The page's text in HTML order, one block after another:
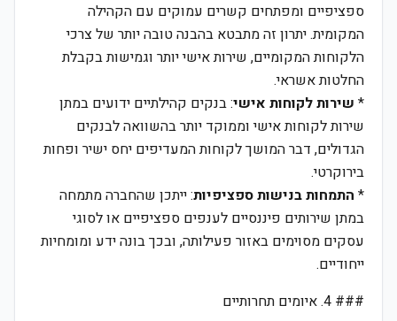
ספציפיים ומפתחים קשרים עמוקים עם הקהילה
המקומית. יתרון זה מתבטא בהבנה טובה יותר של צרכי
הלקוחות המקומיים, שירות אישי יותר וגמישות בקבלת
החלטות אשראי.
* שירות לקוחות אישי: בנקים קהילתיים ידועים במתן
שירות לקוחות אישי וממוקד יותר בהשוואה לבנקים
הגדולים, דבר המושך לקוחות המעדיפים יחס ישיר ופחות
בירוקרטי.
* התמחות בנישות ספציפיות: ייתכן שהחברה מתמחה
במתן שירותים פיננסיים לענפים ספציפיים או לסוגי
עסקים מסוימים באזור פעילותה, ובכך בונה ידע ומומחיות
ייחודיים.
### 4. איומים תחרותיים